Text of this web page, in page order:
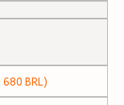
BRL)